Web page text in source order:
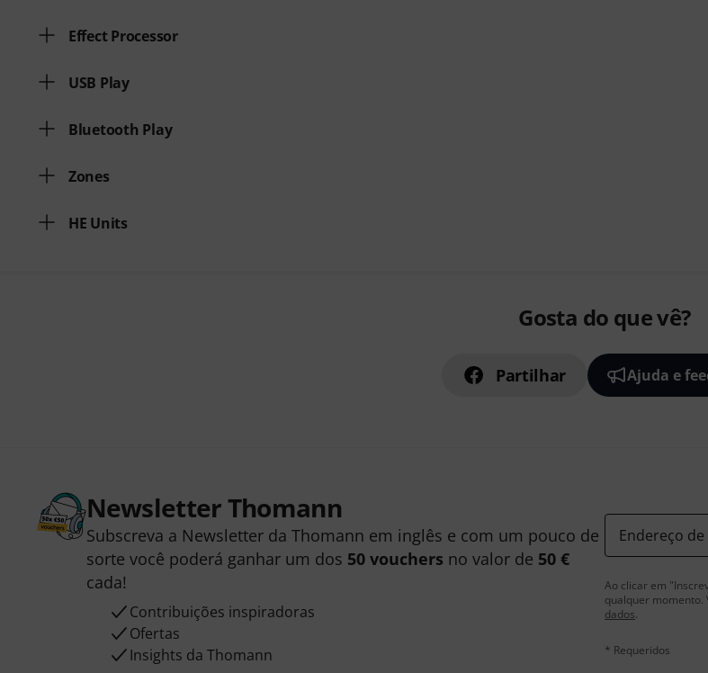
Effect Processor
USB Play
Bluetooth Play
Zones
HE Units
Gosta do que vê?
Partilhar Ajuda e
Newsletter Thomann
Subscreva a Newsletter da Thomann em inglês e com um pouco de
sorte você poderá ganhar um dos 50 vouchers no valor de 50 €
cada!
Contribuições inspiradoras
Ofertas
Insights da Thomann
Endereço
Ao clicar em
qualquer momento.
dados.
* Requeridos